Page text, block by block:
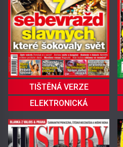
TIŠTĚNÁ VERZE
ELEKTRONICKÁ